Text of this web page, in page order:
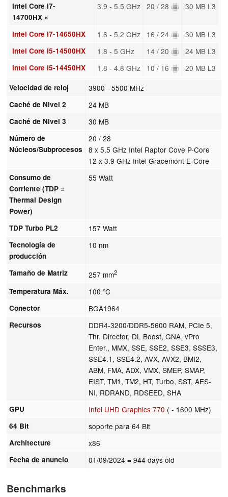
Intel Core i7-
14700HX «
3.9 - 5.5 GHz 20 / 28 30 MB L3
Intel Core i7-14650HX 1.6 - 5.2 GHz 16 / 24 30 MB L3
Intel Core i5-14500HX 1.8 - 5 GHz 14 / 20 24 MB L3
Intel Core i5-14450HX 1.8 - 4.8 GHz 10 / 16 20 MB L3
Velocidad de reloj 3900 - 5500 MHz
Caché de Nivel 2 24 MB
Caché de Nivel 3 30 MB
Número de
Núcleos/Subprocesos
20 / 28
8 x 5.5 GHz Intel Raptor Cove P-Core
12 x 3.9 GHz Intel Gracemont E-Core
Consumo de
Corriente (TDP =
Thermal Design
Power)
55 Watt
TDP Turbo PL2 157 Watt
Tecnología de
producción
10 nm
Tamaño de Matriz 257 mm2
Temperatura Máx. 100 °C
Conector BGA1964
Recursos
DDR4-3200/DDR5-5600 RAM, PCIe 5,
Thr. Director, DL Boost, GNA, vPro
Enter., MMX, SSE, SSE2, SSE3, SSSE3,
SSE4.1, SSE4.2, AVX, AVX2, BMI2,
ABM, FMA, ADX, VMX, SMEP, SMAP,
EIST, TM1, TM2, HT, Turbo, SST, AES-
NI, RDRAND, RDSEED, SHA
GPU Intel UHD Graphics 770 ( - 1600 MHz)
64 Bit soporte para 64 Bit
Architecture x86
Fecha de anuncio 01/09/2024 = 944 days old
Benchmarks